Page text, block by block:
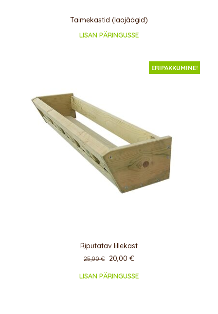
Taimekastid (laojäägid)
LISAN PÄRINGUSSE
ERIPAKKUMINE!
Riputatav lillekast
25,00€ 20,00 €
LISAN PÄRINGUSSE